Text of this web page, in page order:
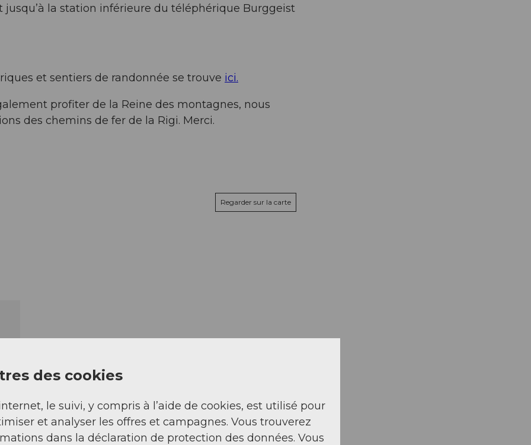
la station inférieure du téléphérique Burggeist
et sentiers de randonnée se trouve ici.
profiter de la Reine des montagnes, nous
des chemins de fer de la Rigi. Merci.
Regarder sur la carte
des cookies
le suivi, y compris à l’aide de cookies, est utilisé pour
et analyser les offres et campagnes. Vous trouverez
dans la déclaration de protection des données. Vous